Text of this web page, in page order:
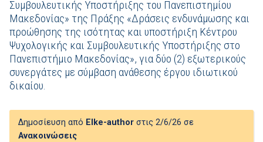
Συμβουλευτικής Υποστήριξης του Πανεπιστημίου
Μακεδονίας» της Πράξης «Δράσεις ενδυνάμωσης και
προώθησης της ισότητας και υποστήριξη Κέντρου
Ψυχολογικής και Συμβουλευτικής Υποστήριξης στο
Πανεπιστήμιο Μακεδονίας», για δύο (2) εξωτερικούς
συνεργάτες με σύμβαση ανάθεσης έργου ιδιωτικού
δικαίου.
Δημοσίευση από Elke-author στις 2/6/26 σε
Ανακοινώσεις